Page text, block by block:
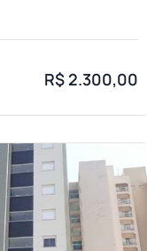
R$ 2.300,00